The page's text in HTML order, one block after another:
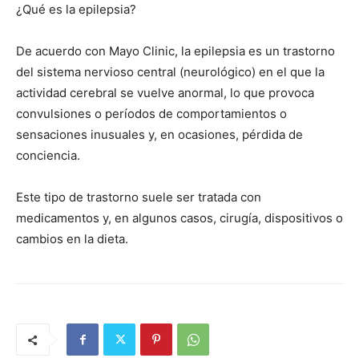
¿Qué es la epilepsia?
De acuerdo con Mayo Clinic, la epilepsia es un trastorno
del sistema nervioso central (neurológico) en el que la
actividad cerebral se vuelve anormal, lo que provoca
convulsiones o períodos de comportamientos o
sensaciones inusuales y, en ocasiones, pérdida de
conciencia.
Este tipo de trastorno suele ser tratada con
medicamentos y, en algunos casos, cirugía, dispositivos o
cambios en la dieta.